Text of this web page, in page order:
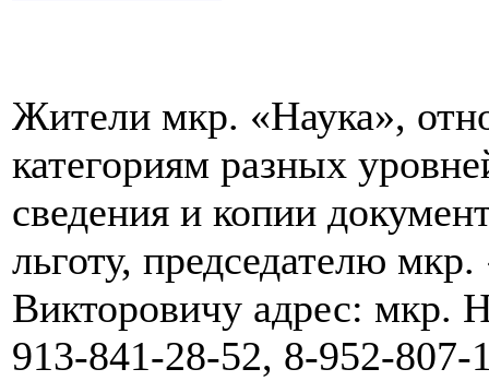
Жители мкр. «Наука»,
категориям разных
сведения и копии
льготу, председателю
Викторовичу адрес: мкр.
913-841-28-52, 8-952-807-